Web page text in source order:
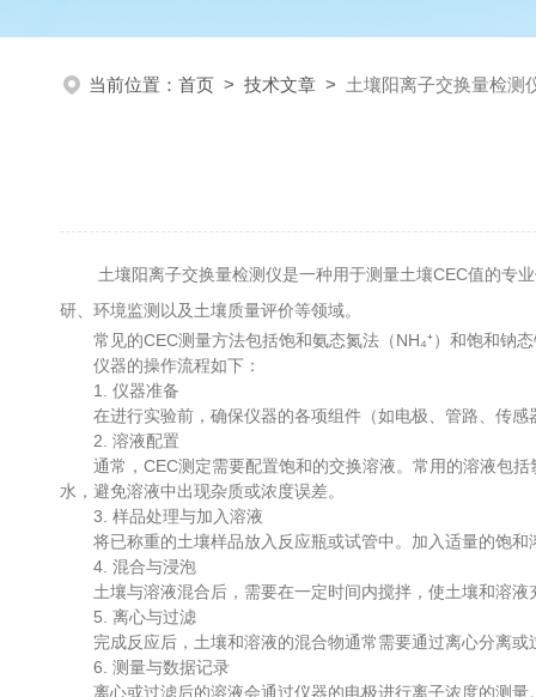
当前位置： 首页 > 技术文章 > 土壤阳离子交换量检测
土壤阳离子交换量检测仪是一种用于测量土壤CEC值的专业
研、环境监测以及土壤质量评价等领域。
常见的CEC测量方法包括饱和氨态氮法（NH₄⁺）和饱和钠
仪器的操作流程如下：
1. 仪器准备
在进行实验前，确保仪器的各项组件（如电极、管路、传感
2. 溶液配置
通常，CEC测定需要配置饱和的交换溶液。常用的溶液包括
水，避免溶液中出现杂质或浓度误差。
3. 样品处理与加入溶液
将已称重的土壤样品放入反应瓶或试管中。加入适量的饱和
4. 混合与浸泡
土壤与溶液混合后，需要在一定时间内搅拌，使土壤和溶液
5. 离心与过滤
完成反应后，土壤和溶液的混合物通常需要通过离心分离或
6. 测量与数据记录
离心或过滤后的溶液会通过仪器的电极进行离子浓度的测量